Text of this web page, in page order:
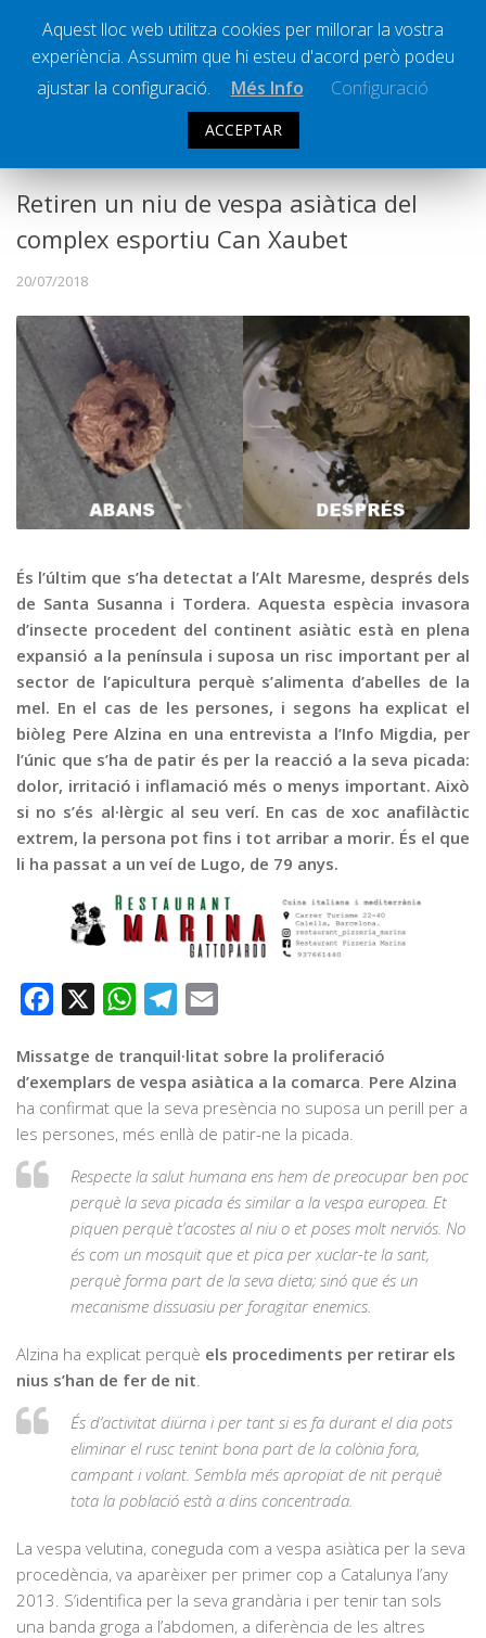
Successos
La Banqueta
Transmissions Esportives
Pòdcasts
Vídeos
Graella
Publicitat
Contacte
Ràdio Calella Televisió
Retiren un niu de vespa asiàtica del
complex esportiu Can Xaubet
20/07/2018
És l’últim que s’ha detectat a l’Alt Maresme, després dels
de Santa Susanna i Tordera. Aquesta espècia invasora
d’insecte procedent del continent asiàtic està en plena
expansió a la península i suposa un risc important per al
sector de l’apicultura perquè s’alimenta d’abelles de la
mel. En el cas de les persones, i segons ha explicat el
biòleg Pere Alzina en una entrevista a l’Info Migdia, per
l’únic que s’ha de patir és per la reacció a la seva picada:
dolor, irritació i inflamació més o menys important. Això
si no s’és al·lèrgic al seu verí. En cas de xoc anafilàctic
extrem, la persona pot fins i tot arribar a morir. És el que
li ha passat a un veí de Lugo, de 79 anys.
Facebook WhatsAppTelegram
Missatge de tranquil·litat sobre la proliferació
d’exemplars de vespa asiàtica a la comarca Pere Alzina
ha confirmat que la seva presència no suposa un perill per a
les persones, més enllà de patir-ne la picada.
Respecte la salut humana ens hem de preocupar ben poc
perquè la seva picada és similar a la vespa europea. Et
piquen perquè t’acostes al niu o et poses molt nerviós. No
és com un mosquit que et pica per xuclar-te la sant,
perquè forma part de la seva dieta; sinó que és un
mecanisme dissuasiu per foragitar enemics.
Alzina ha explicat perquè els procediments per retirar els
nius s’han de fer de nit
És d’activitat diürna i per tant si es fa durant el dia pots
eliminar el rusc tenint bona part de la colònia fora,
campant i volant. Sembla més apropiat de nit perquè
tota la població està a dins concentrada.
La vespa velutina, coneguda com a vespa asiàtica per la seva
procedència, va aparèixer per primer cop a Catalunya l’any
2013. S’identifica per la seva grandària i per tenir tan sols
una banda groga a l’abdomen, a diferència de les altres
Aquest lloc web utilitza cookies per millorar la vostra
experiència. Assumim que hi esteu d'acord però podeu
ajustar la configuració.
Més Info Configuració
ACCEPTAR